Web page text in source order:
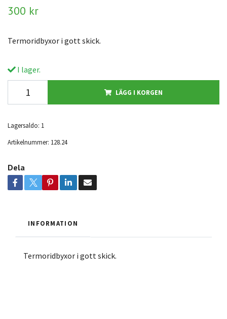
300 kr
Termoridbyxor i gott skick.
I lager.
LÄGG I KORGEN
Lagersaldo: 1
Artikelnummer: 128.24
Dela
INFORMATION
Termoridbyxor i gott skick.